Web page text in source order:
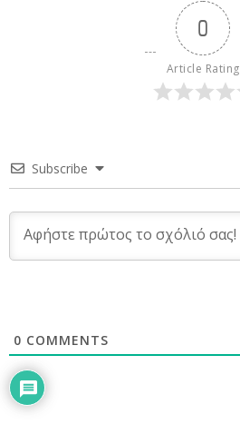
0
Article Rating
Subscribe
0 COMMENTS